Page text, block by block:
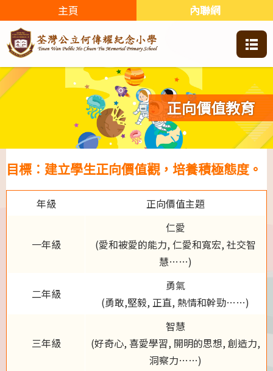
主頁 內聯網
正向價值教育
目標︰建立學生正向價值觀，培養積極態度。
年級 正向價值主題
一年級
仁愛
(愛和被愛的能力, 仁愛和寬宏, 社交智
慧……)
二年級
勇氣
(勇敢,堅毅, 正直, 熱情和幹勁……)
三年級
智慧
(好奇心, 喜愛學習, 開明的思想, 創造力,
洞察力……)